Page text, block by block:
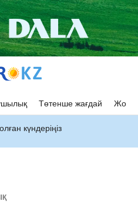
Төтенше жағдай Жол
күндеріңіз